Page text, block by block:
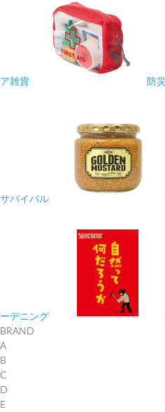
ア雑貨 防災
サバイバル
ーデニング
BRAND
A
B
C
D
E